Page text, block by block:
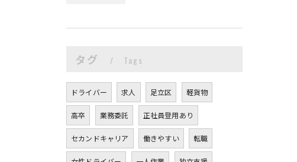
タグ Tags
ドライバー 求人 足立区 軽貨物
高卒 業務委託 正社員登用あり
セカンドキャリア 働きやすい 転職